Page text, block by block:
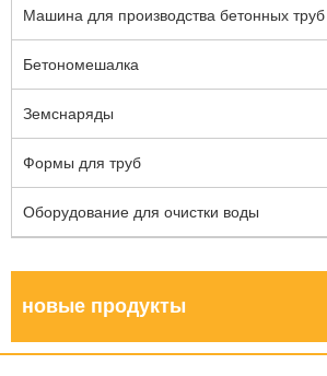
Машина для производства бетонных труб
Бетономешалка
Земснаряды
Формы для труб
Оборудование для очистки воды
новые продукты